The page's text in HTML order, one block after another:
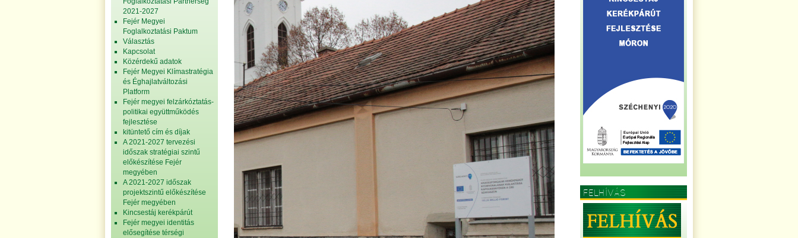
2021-2027
Fejér Megyei
Foglalkoztatási Paktum
Választás
Kapcsolat
Közérdekű adatok
Fejér Megyei Klímastratégia
és Éghajlatváltozási
Platform
Fejér megyei felzárkóztatás-
politikai együttműködés
fejlesztése
kitüntető cím és díjak
A 2021-2027 tervezési
időszak stratégiai szintű
előkészítése Fejér
megyében
A 2021-2027 időszak
projektszintű előkészítése
Fejér megyében
Kincsestáj kerékpárút
Fejér megyei identitás
elősegítése térségi
FELHÍVÁS